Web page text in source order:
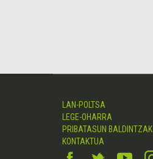
LAN-POLTSA
LEGE-OHARRA
PRIBATASUN BALDINTZAK
KONTAKTUA